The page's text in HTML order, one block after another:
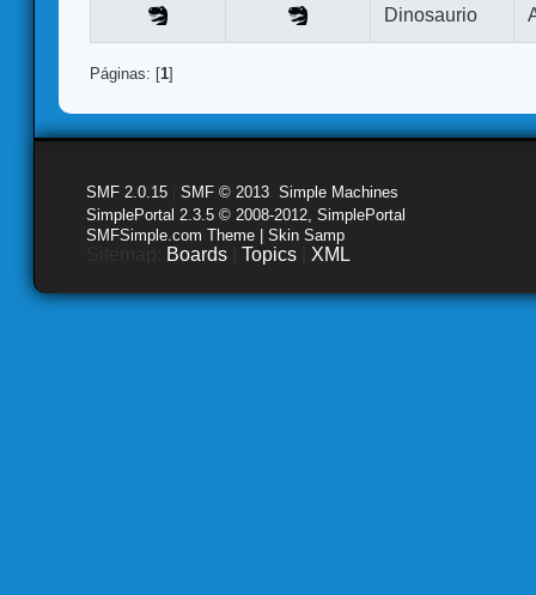
Dinosaurio
Páginas: [1]
SMF 2.0.15 SMF © 2013 Simple Machines
SimplePortal 2.3.5 © 2008-2012, SimplePortal
SMFSimple.com Theme | Skin Samp
Boards Topics XML